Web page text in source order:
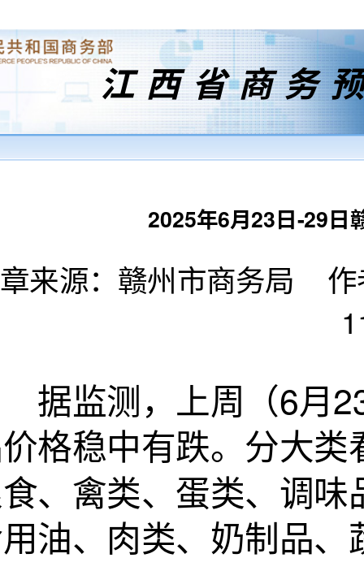
江西省商务
2025年6月23日-29日
来源：赣州市商务局
测，上周（6月23
格稳中有跌。分大
、禽类、蛋类、调
油、肉类、奶制品